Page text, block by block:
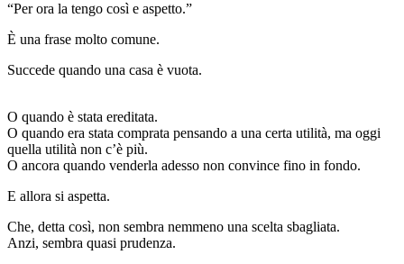
“Per ora la tengo così e aspetto.”
È una frase molto comune.
Succede quando una casa è vuota.
O quando è stata ereditata.
O quando era stata comprata pensando a una certa utilità, ma oggi
quella utilità non c’è più.
O ancora quando venderla adesso non convince fino in fondo.
E allora si aspetta.
Che, detta così, non sembra nemmeno una scelta sbagliata.
Anzi, sembra quasi prudenza.